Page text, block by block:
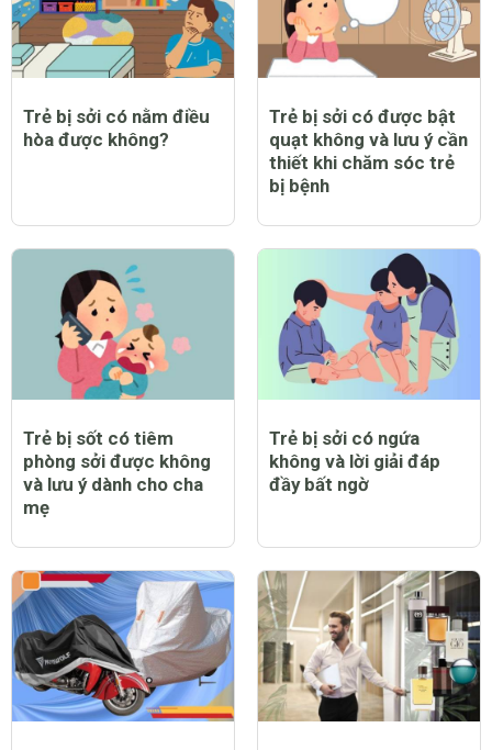
Trẻ bị sởi có nằm điều
hòa được không?
Trẻ bị sởi có được bật
quạt không và lưu ý cần
thiết khi chăm sóc trẻ
bị bệnh
Trẻ bị sốt có tiêm
phòng sởi được không
và lưu ý dành cho cha
mẹ
Trẻ bị sởi có ngứa
không và lời giải đáp
đầy bất ngờ